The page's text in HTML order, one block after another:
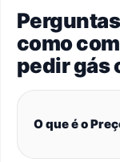
como
pedir gás
O que é o